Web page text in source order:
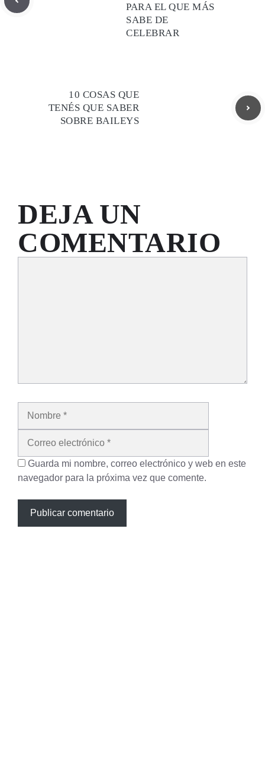
PARA EL QUE MÁS
SABE DE
CELEBRAR
10 COSAS QUE
TENÉS QUE SABER
SOBRE BAILEYS
DEJA UN
COMENTARIO
Guarda mi nombre, correo electrónico y web en este
navegador para la próxima vez que comente.